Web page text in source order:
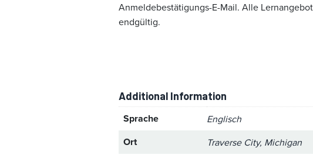
Anmeldebestätigungs-E-Mail. Alle
endgültig.
Additional Information
Sprache Englisch
Ort Traverse City, Michigan